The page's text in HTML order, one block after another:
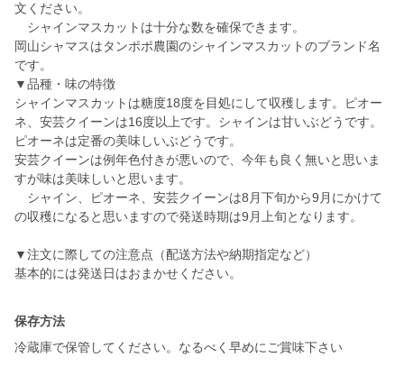
文ください。
シャインマスカットは十分な数を確保できます。
岡山シャマスはタンポポ農園のシャインマスカットのブランド名
です。
▼品種・味の特徴
シャインマスカットは糖度18度を目処にして収穫します。ピオー
ネ、安芸クイーンは16度以上です。シャインは甘いぶどうです。
ピオーネは定番の美味しいぶどうです。
安芸クイーンは例年色付きが悪いので、今年も良く無いと思いま
すが味は美味しいと思います。
シャイン、ピオーネ、安芸クイーンは8月下旬から9月にかけて
の収穫になると思いますので発送時期は9月上旬となります。
▼注文に際しての注意点（配送方法や納期指定など）
基本的には発送日はおまかせください。
保存方法
冷蔵庫で保管してください。なるべく早めにご賞味下さい